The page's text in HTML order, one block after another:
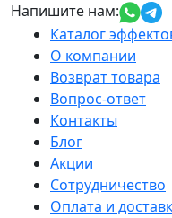
Напишите нам:
Каталог
О компании
Возврат товара
Вопрос-ответ
Контакты
Блог
Акции
Сотрудничество
Оплата и